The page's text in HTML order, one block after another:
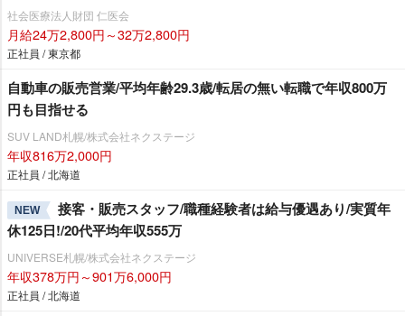
社会医療法人財団 仁医会
月給24万2,800円～32万2,800円
正社員 / 東京都
自動車の販売営業/平均年齢29.3歳/転居の無い転職で年収800万
円も目指せる
SUV LAND札幌/株式会社ネクステージ
年収816万2,000円
正社員 / 北海道
NEW
接客・販売スタッフ/職種経験者は給与優遇あり/実質年
休125日!/20代平均年収555万
UNIVERSE札幌/株式会社ネクステージ
年収378万円～901万6,000円
正社員 / 北海道